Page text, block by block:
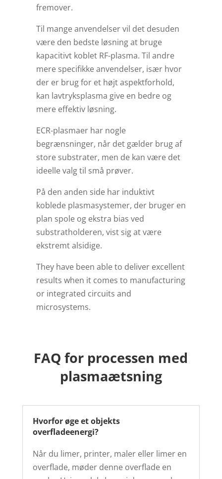
fremover.
Til mange anvendelser vil det desuden
være den bedste løsning at bruge
kapacitivt koblet RF-plasma. Til andre
mere specifikke anvendelser, især hvor
der er brug for et højt aspektforhold,
kan lavtryksplasma give en bedre og
mere effektiv løsning.
ECR-plasmaer har nogle
begrænsninger, når det gælder brug af
store substrater, men de kan være det
ideelle valg til små prøver.
På den anden side har induktivt
koblede plasmasystemer, der bruger en
plan spole og ekstra bias ved
substratholderen, vist sig at være
ekstremt alsidige.
They have been able to deliver excellent
results when it comes to manufacturing
or integrated circuits and
microsystems.
FAQ for processen med
plasmaætsning
Hvorfor øge et objekts
overfladeenergi?
Når du limer, printer, maler eller limer en
overflade, møder denne overflade en